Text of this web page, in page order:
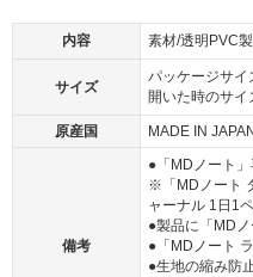
内容 素材/透明PVC製
サイズ
パッケージサ
開いた時のサ
原産国 MADE IN JAPAN
備考
●「MDノート」
※「MDノート
ャーナル 1日1
●製品に「MDノ
●「MDノート
●生地の縮み防